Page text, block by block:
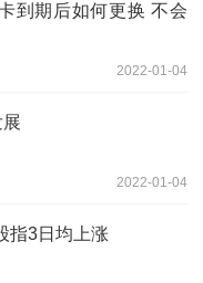
到期后如何更换 不会
2022-01-04
2022-01-04
指3日均上涨